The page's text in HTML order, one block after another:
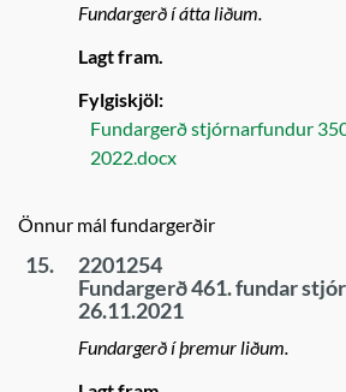
Fundargerð í átta liðum.
Lagt fram.
Fylgiskjöl:
Fundargerð stjórnarfundur
2022.docx
Önnur mál fundargerðir
15.
2201254
Fundargerð 461. fundar
26.11.2021
Fundargerð í þremur liðum.